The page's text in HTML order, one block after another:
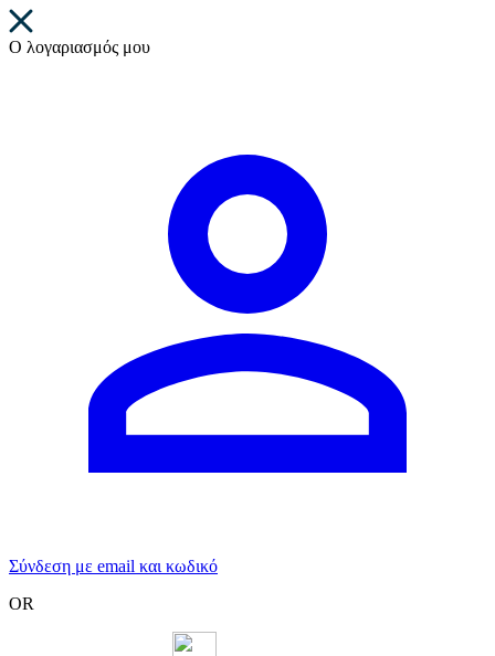
Ο λογαριασμός μου
Σύνδεση με email και κωδικό
OR